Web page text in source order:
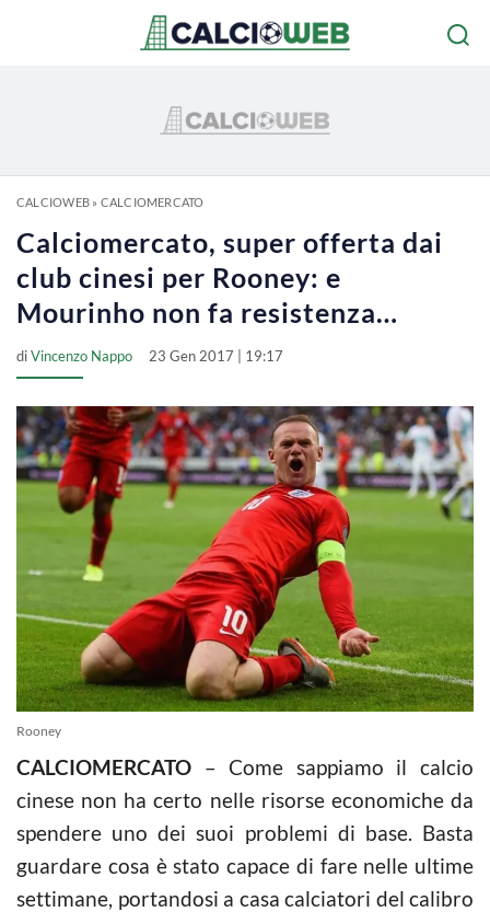
CALCIOWEB» CALCIOMERCATO
Calciomercato, super offerta dai
club cinesi per Rooney: e
Mourinho non fa resistenza…
diVincenzo Nappo 23 Gen 2017 | 19:17
Rooney
CALCIOMERCATO – Come sappiamo il calcio
cinese non ha certo nelle risorse economiche da
spendere uno dei suoi problemi di base. Basta
guardare cosa è stato capace di fare nelle ultime
settimane, portandosi a casa calciatori del calibro